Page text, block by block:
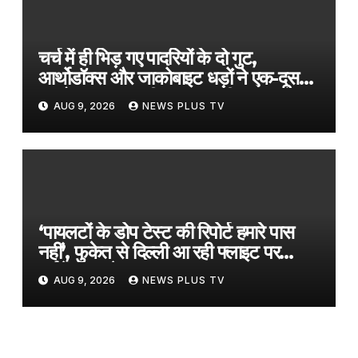
चर्च में ही भिड़ गए पादरियों के दो गुट,
आर्थोडॉक्स और जाकोबाइट धड़ों ने एक-दूसरे
पर बोला हमला; मची अफरातफरी​on
August 9, 2026 at 11:44 am
AUG 9, 2026 NEWS PLUS TV
‘पायलटों के डोप टेस्ट की रिपोर्ट हमारे पास
नहीं’, फुकेत से दिल्ली आ रही फ्लाइट पर
टर्बुलेंस मामले पर Air India​on August
9, 2026 at 7:41 am
AUG 9, 2026 NEWS PLUS TV